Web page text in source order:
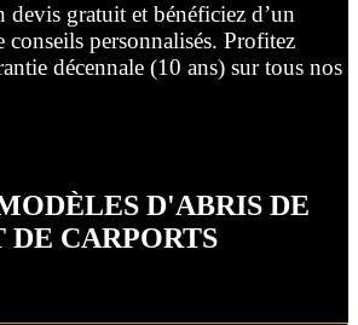
devis gratuit et bénéficiez d’un
personnalisés. Profitez
décennale (10 ans) sur tous nos
D'ABRIS DE
CARPORTS